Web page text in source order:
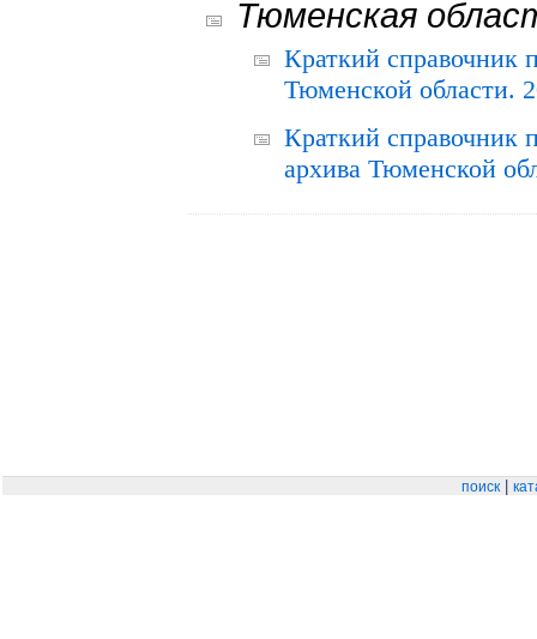
Тюменская
Краткий справочник
Тюменской области.
Краткий справочник
архива Тюменской
поиск